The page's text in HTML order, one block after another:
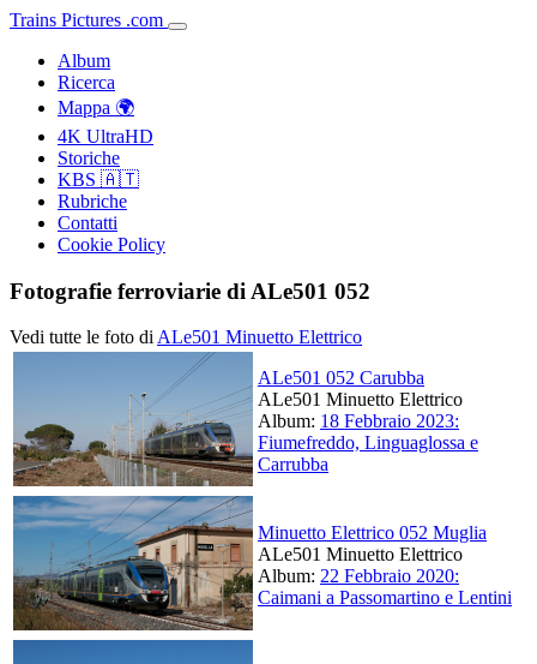
Trains Pictures .com
Album
Ricerca
Mappa 🌍
4K UltraHD
Storiche
KBS 🇦🇹
Rubriche
Contatti
Cookie Policy
Fotografie ferroviarie di ALe501 052
Vedi tutte le foto diALe501 Minuetto Elettrico
ALe501 052 Carubba
ALe501 Minuetto Elettrico
Album: 18 Febbraio 2023:
Fiumefreddo, Linguaglossa e
Carrubba
Minuetto Elettrico 052 Muglia
ALe501 Minuetto Elettrico
Album: 22 Febbraio 2020:
Caimani a Passomartino e Lentini